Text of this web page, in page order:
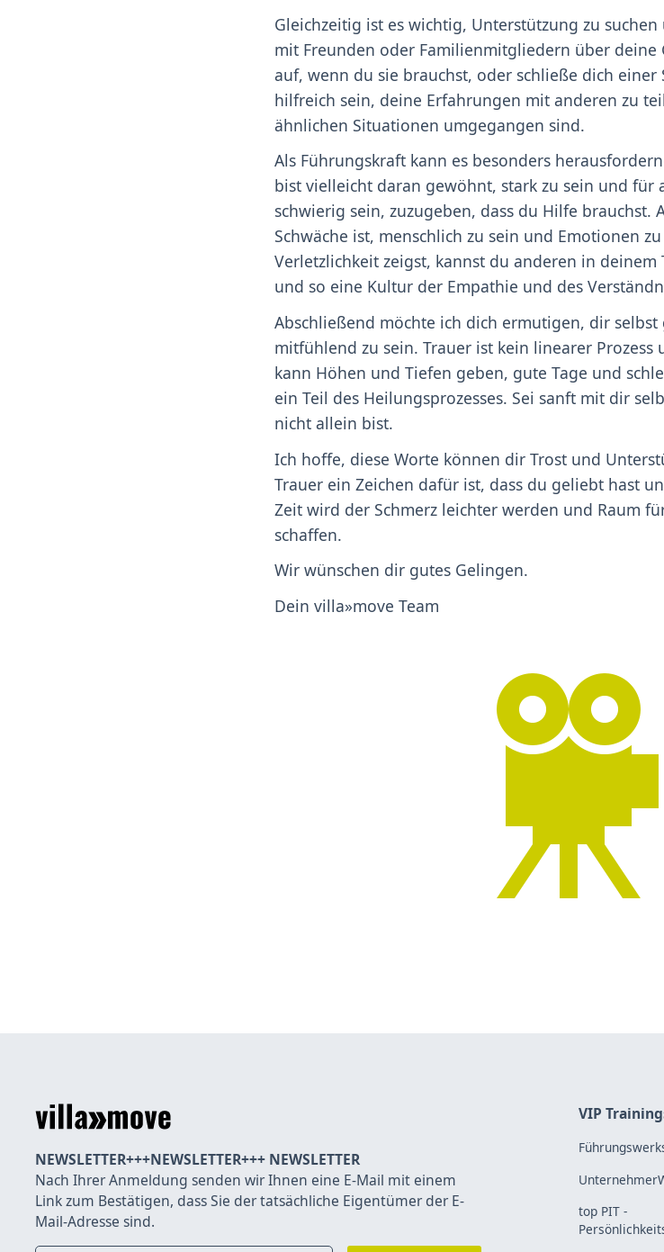
Gleichzeitig ist es wichtig, Unterstützung zu
mit Freunden oder Familienmitgliedern über deine
auf, wenn du sie brauchst, oder schließe dich
hilfreich sein, deine Erfahrungen mit anderen zu
ähnlichen Situationen umgegangen sind.
Als Führungskraft kann es besonders
bist vielleicht daran gewöhnt, stark zu sein und für
schwierig sein, zuzugeben, dass du Hilfe brauchst.
Schwäche ist, menschlich zu sein und Emotionen
Verletzlichkeit zeigst, kannst du anderen in deinem
und so eine Kultur der Empathie und des
Abschließend möchte ich dich ermutigen, dir
mitfühlend zu sein. Trauer ist kein linearer Prozess
kann Höhen und Tiefen geben, gute Tage und
ein Teil des Heilungsprozesses. Sei sanft mit dir
nicht allein bist.
Ich hoffe, diese Worte können dir Trost und
Trauer ein Zeichen dafür ist, dass du geliebt hast
Zeit wird der Schmerz leichter werden und Raum
schaffen.
Wir wünschen dir gutes Gelingen.
Dein villa»move Team
NEWSLETTER+++NEWSLETTER+++ NEWSLETTER
Nach Ihrer Anmeldung senden wir Ihnen eine E-Mail mit einem
Link zum Bestätigen, dass Sie der tatsächliche Eigentümer der E-
Mail-Adresse sind.
VIP
top PIT -